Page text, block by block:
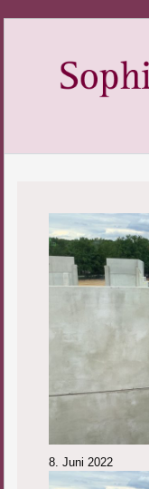
8. Juni 2022